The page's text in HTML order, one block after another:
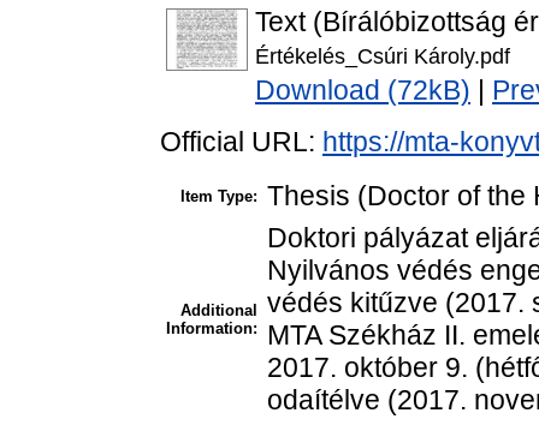
Text (Bírálóbizottság
Értékelés_Csúri Károly.pdf
Download (72kB)
Official URL: https://mta-
Item Type: Thesis (Doctor of the
Additional
Information:
Doktori pályázat
Nyilvános védés
védés kitűzve (2017.
MTA Székház II.
2017. október 9.
odaítélve (2017.